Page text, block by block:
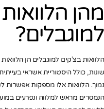
מהן
למוגבלים?
הלוואות בצ'קים למוגבלים הן
שונות, כולל היסטוריית אשראי
נמוך. הלוואות אלו מספקות אפשרות
הנמסרים מראש למלווה ונפרעים